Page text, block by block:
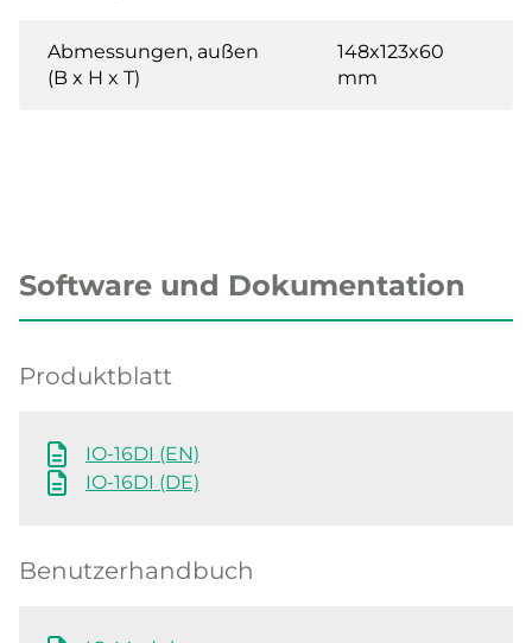
Abmessungen, außen
(B x H x T)
148x123x60
mm
Software und Dokumentation
Produktblatt
IO-16DI (EN)
IO-16DI (DE)
Benutzerhandbuch